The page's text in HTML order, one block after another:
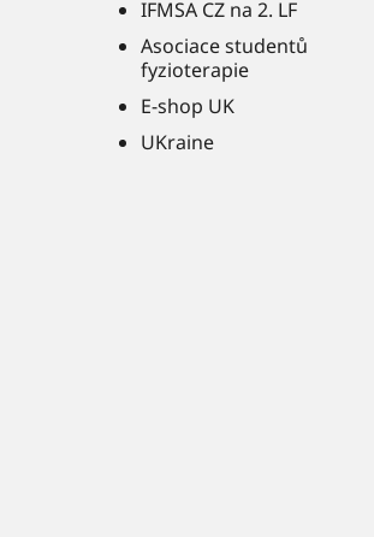
IFMSA CZ na 2. LF
Asociace studentů
fyzioterapie
E-shop UK
UKraine